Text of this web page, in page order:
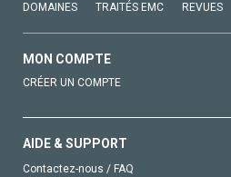
DOMAINES TRAITÉS EMC REVUES
MON COMPTE
CRÉER UN COMPTE
AIDE & SUPPORT
Contactez-nous / FAQ